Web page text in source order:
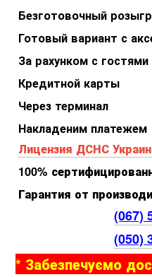
Безготовочный
Готовый вариант с
За рахунком с
Кредитной карты
Через терминал
Накладеним платежем
Лицензия ДСНС
100%
Гарантия от
(067)
(050)
* Забезпечуємо